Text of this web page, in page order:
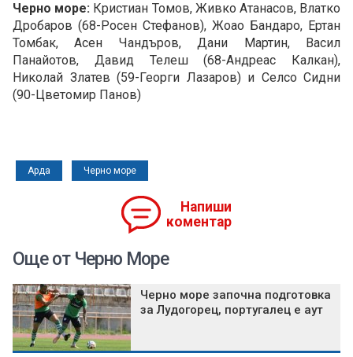
Черно море: Кристиан Томов, Живко Атанасов, Влатко
Дробаров (68-Росен Стефанов), Жоао Бандаро, Ертан
Томбак, Асен Чандъров, Дани Мартин, Васил
Панайотов, Давид Телеш (68-Андреас Калкан),
Николай Златев (59-Георги Лазаров) и Селсо Сидни
(90-Цветомир Панов)
Арда Черно море
Напиши
коментар
Още от Черно Море
Черно море започна подготовка
за Лудогорец, португалец е аут